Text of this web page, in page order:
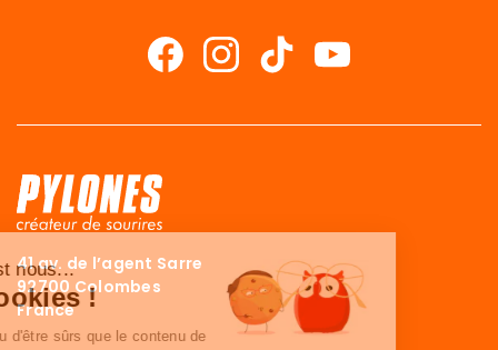
41 av. de l’agent Sarre
92700 Colombes
France
Salut c'est nous...
Les Cookies !
On a attendu d'être sûrs que le contenu de